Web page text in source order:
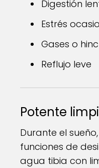
Digestión
Estrés
Gases o
Reflujo leve
Potente
Durante el
funciones de
agua tibia con